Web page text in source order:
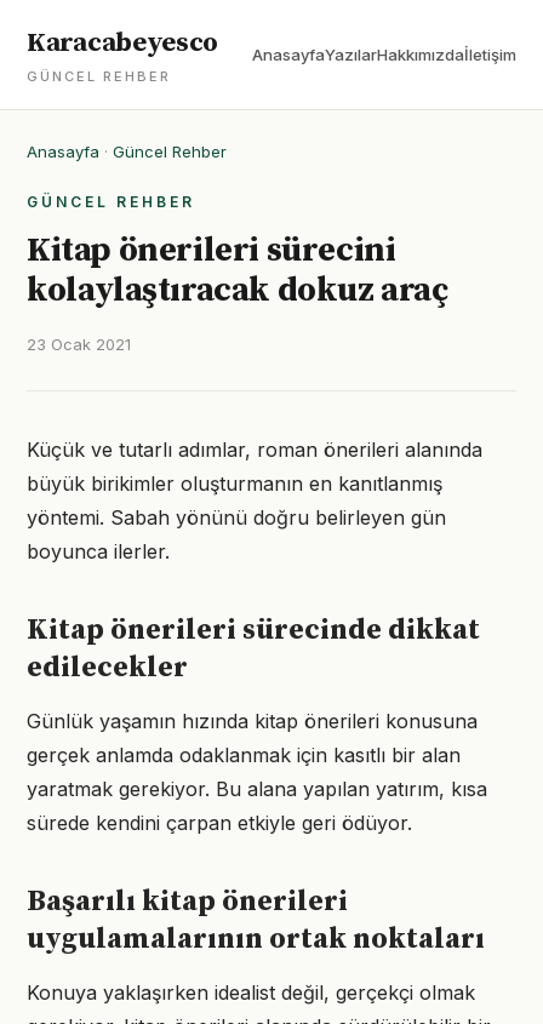
Karacabeyesco
GÜNCEL REHBER
AnasayfaYazılarHakkımızdaİletişim
Anasayfa · Güncel Rehber
GÜNCEL REHBER
Kitap önerileri sürecini
kolaylaştıracak dokuz araç
23 Ocak 2021
Küçük ve tutarlı adımlar, roman önerileri alanında
büyük birikimler oluşturmanın en kanıtlanmış
yöntemi. Sabah yönünü doğru belirleyen gün
boyunca ilerler.
Kitap önerileri sürecinde dikkat
edilecekler
Günlük yaşamın hızında kitap önerileri konusuna
gerçek anlamda odaklanmak için kasıtlı bir alan
yaratmak gerekiyor. Bu alana yapılan yatırım, kısa
sürede kendini çarpan etkiyle geri ödüyor.
Başarılı kitap önerileri
uygulamalarının ortak noktaları
Konuya yaklaşırken idealist değil, gerçekçi olmak